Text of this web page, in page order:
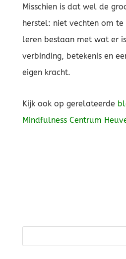
Misschien is dat wel de
herstel: niet vechten om
leren bestaan met wat er
verbinding, betekenis en
eigen kracht.
Kijk ook op gerelateerde
Mindfulness Centrum